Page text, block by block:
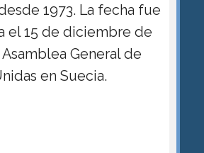
1973. La fecha fue
el 15 de diciembre de
General de
en Suecia.